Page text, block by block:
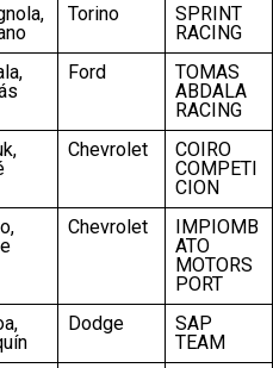
Torino
SPRINT
RACING
Ford
TOMAS
ABDALA
RACING
Chevrolet
COIRO
COMPETI
CION
Chevrolet
IMPIOMB
ATO
MOTORS
PORT
Dodge
SAP
TEAM